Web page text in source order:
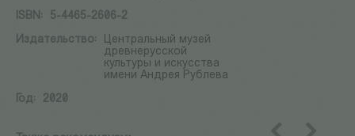
ISBN:
5-4465-2606-2
Издательство:
Центральный музей
древнерусской
культуры и искусства
имени Андрея Рублева
Год:
2020